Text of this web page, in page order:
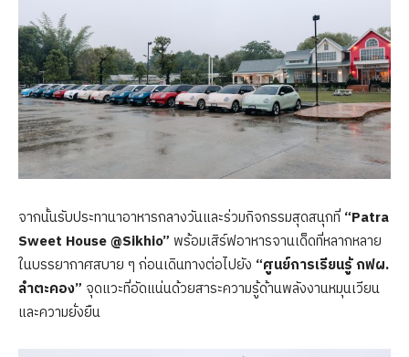
จากนั้นรับประทานาอาหารกลางวันและร่วมกิจกรรมสุดสนุกที่ “Patra
Sweet House @Sikhio” พร้อมเสิร์ฟอาหารจานเด็ดที่หลากหลาย
ในบรรยากาศสบาย ๆ ก่อนเดินทางต่อไปยัง “ศูนย์การเรียนรู้ กฟผ.
ลำตะคอง” จุดแวะที่อัดแน่นด้วยสาระความรู้ด้านพลังงานหมุนเวียน
และความยั่งยืน